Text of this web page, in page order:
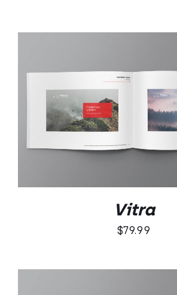
DODAJ DO KOSZYKA
SZCZEGÓŁY
Vitra
$79.99